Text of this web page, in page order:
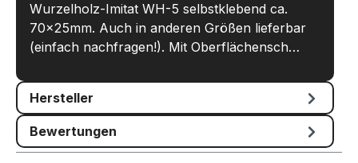
Wurzelholz-Imitat WH-5 selbstklebend ca.
70x25mm. Auch in anderen Größen lieferbar
(einfach nachfragen!). Mit Oberflächensch…
Hersteller
Bewertungen